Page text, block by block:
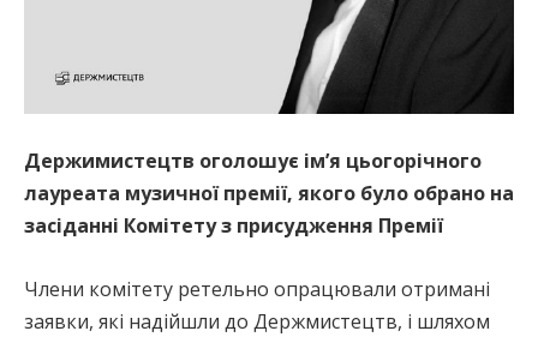
Держимистецтв оголошує ім’я цьогорічного
лауреата музичної премії, якого було обрано на
засіданні Комітету з присудження Премії
Члени комітету ретельно опрацювали отримані
заявки, які надійшли до Держмистецтв, і шляхом